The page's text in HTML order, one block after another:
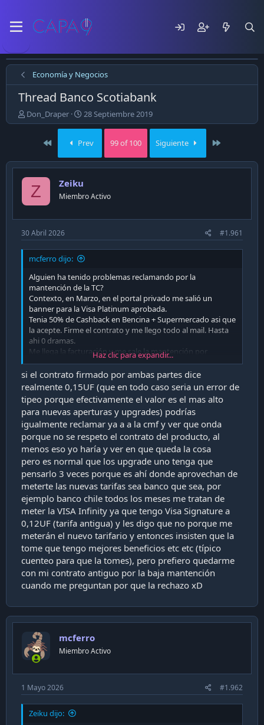
Economía y Negocios
Thread Banco Scotiabank
E
m
ó
e
e
m
a
Don_Draper
F
e
h
a
d
u
l
c
a
c
i
ó
n
28 Septiembre 2019
Prev 99 of 100 Siguiente
Z Zeiku
Miembro Activo
30 Abril 2026 #1.961
mcferro dijo:
Alguien ha tenido problemas reclamando por la
mantención de la TC?
Contexto, en Marzo, en el portal privado me salió un
banner para la Visa Platinum aprobada.
Tenia 50% de Cashback en Bencina + Supermercado asi que
la acepte. Firme el contrato y me llego todo al mail. Hasta
ahi 0 dramas.
Me llega la facturación y me sale la mantención por
$10.000. Me parecio raro lo alto y revise el contrato.
Efectivamente la mantención segun el contrato firmado
que ellos mismos enviaron es es 0,15 UF, un poco mas de 6
mil pesos.
Llamè al callcenter ayer y segun la ejecutiva, el precio esta
bien porque es lo que informa la pagina. Y si, efectivamente
la pagina indica 0.25 UF de mantención, pero yo le indique
entre que yo aperture la tarjeta y hoy tuvo que existir un
alza, pero para clientes nuevos porque nunca se me
informó. Ella insistia que el precio informado en la pagina
es el final y no en el contrato.
Cuento corto, ingresè el reclamo ayer y me llego hoy la
respuesta:
Basicamente, nos pasamos el contrato por la .... xD.
Como procede? Si insisten que el precio de la pagina esta
por sobre el contrato?
Haz clic para expandir...
si el contrato firmado por ambas partes dice
realmente 0,15UF (que en todo caso seria un error de
tipeo porque efectivamente el valor es el mas alto
para nuevas aperturas y upgrades) podrías
igualmente reclamar ya a a la cmf y ver que onda
porque no se respeto el contrato del producto, al
menos eso yo haría y ver en que queda la cosa
pero es normal que los upgrade uno tenga que
pensarlo 3 veces porque es ahí donde aprovechan de
meterte las nuevas tarifas sea banco que sea, por
ejemplo banco chile todos los meses me tratan de
meter la VISA Infinity ya que tengo Visa Signature a
0,12UF (tarifa antigua) y les digo que no porque me
meterán el nuevo tarifario y entonces insisten que la
tome que tengo mejores beneficios etc etc (típico
cuenteo para que la tomes), pero prefiero quedarme
con mi contrato antiguo por la baja mantención
cuando me preguntan por que la rechazo xD
mcferro
Miembro Activo
1 Mayo 2026 #1.962
Zeiku dijo: